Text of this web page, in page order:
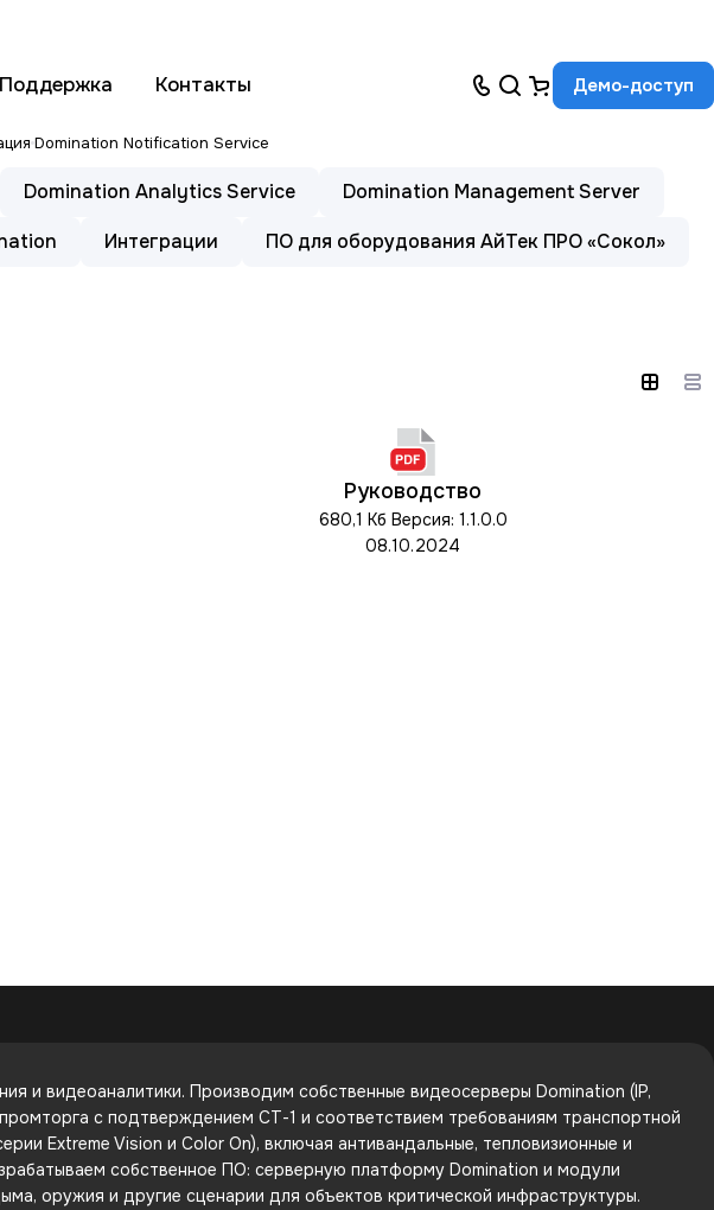
Поддержка Контакты Демо-доступ
Domination Notification Service
Domination Analytics Service
Domination Management Server
Интеграции
ПО для оборудования АйТек ПРО «Сокол»
Руководство
680,1 Кб Версия: 1.1.0.0
08.10.2024
и видеоаналитики. Производим собственные видеосерверы Domination (IP,
с подтверждением СТ-1 и соответствием требованиям транспортной
Extreme Vision и Color On), включая антивандальные, тепловизионные и
собственное ПО: серверную платформу Domination и модули
оружия и другие сценарии для объектов критической инфраструктуры.